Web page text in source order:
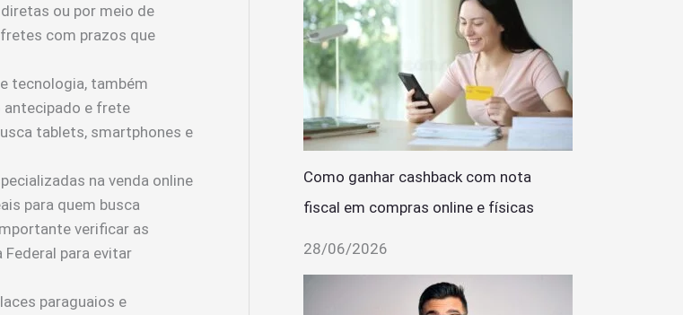
ou por meio de
com prazos que
tecnologia, também
antecipado e frete
tablets, smartphones e
na venda online
para quem busca
verificar as
para evitar
paraguaios e
Como ganhar cashback com nota
fiscal em compras online e físicas
28/06/2026